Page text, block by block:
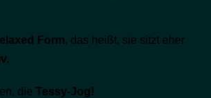
Form, das heißt, sie sitzt eher
die Tessy-Jog!